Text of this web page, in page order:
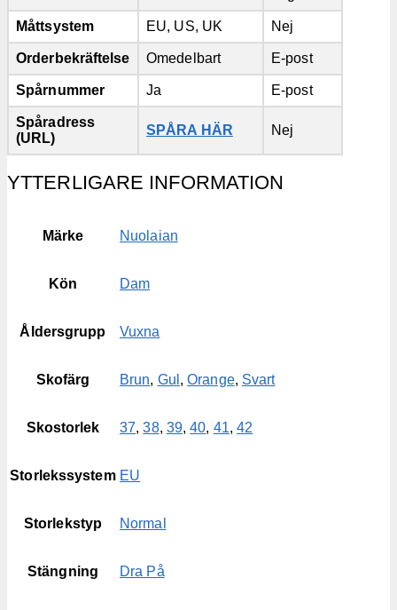
Måttsystem EU, US, UK Nej
Orderbekräftelse Omedelbart E-post
Spårnummer Ja E-post
Spåradress
(URL)
SPÅRA HÄR Nej
YTTERLIGARE INFORMATION
Märke Nuolaian
Kön Dam
Åldersgrupp Vuxna
Skofärg Brun, Gul ,Orange, Svart
Skostorlek 37,38, 39,40, 41,42
Storlekssystem EU
Storlekstyp Normal
Stängning Dra På